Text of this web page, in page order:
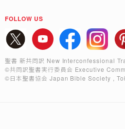
FOLLOW US
聖書 新共同訳 New Interconfessional
©共同訳聖書実行委員会 Executive
©日本聖書協会 Japan Bible Society ,